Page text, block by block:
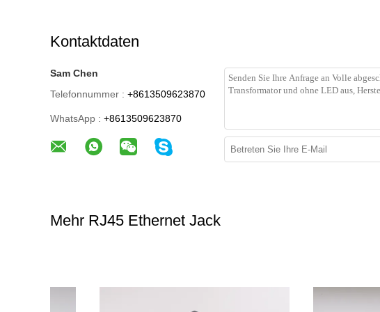
Kontaktdaten
Sam Chen
Telefonnummer : +8613509623870
WhatsApp : +8613509623870
Mehr RJ45 Ethernet Jack